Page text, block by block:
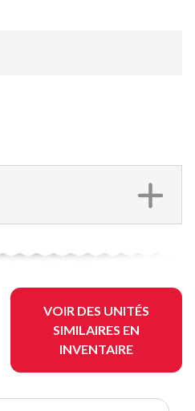
VOIR DES UNITÉS
SIMILAIRES EN
INVENTAIRE